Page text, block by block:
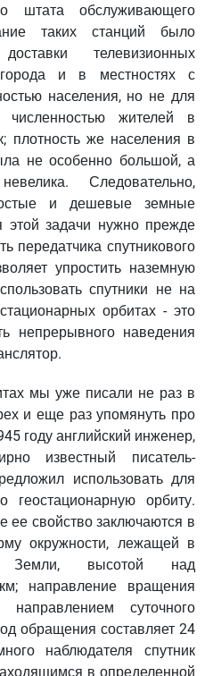
штата обслуживающего
таких станций было
телевизионных
и в местностях с
населения, но не для
численностью жителей в
плотность же населения в
не особенно большой, а
Следовательно,
и дешевые земные
задачи нужно прежде
передатчика спутникового
упростить наземную
спутники не на
орбитах - это
непрерывного наведения
мы уже писали не раз в
и еще раз упомянуть про
году английский инженер,
известный писатель-
использовать для
геостационарную орбиту.
ее свойство заключаются в
окружности, лежащей в
Земли, высотой над
направление вращения
суточного
обращения составляет 24
наблюдателя спутник
в определенной